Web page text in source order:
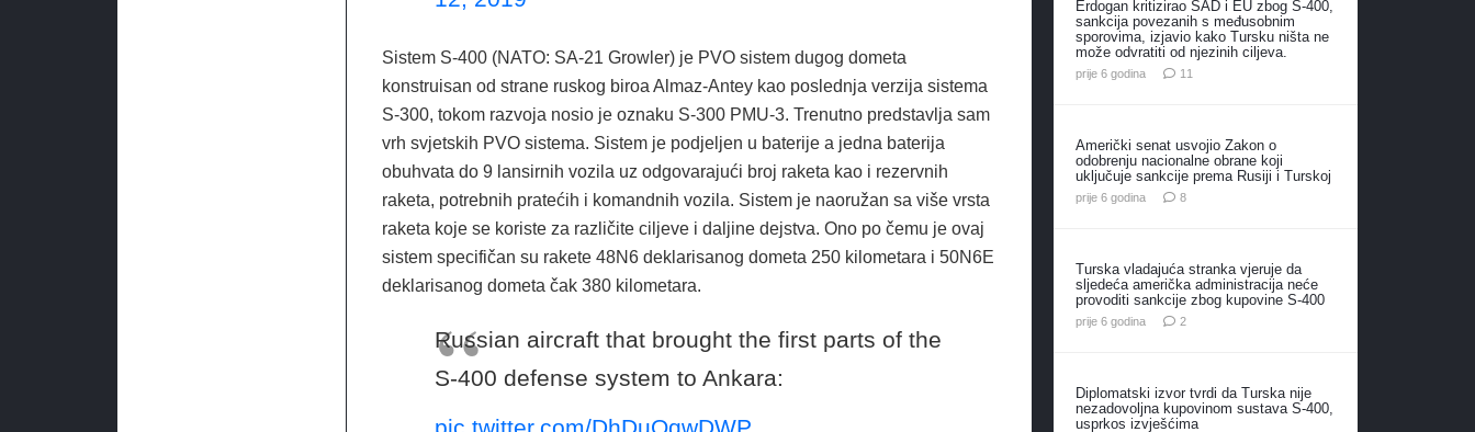
Sistem S-400 (NATO: SA-21 Growler) je PVO sistem dugog dometa
konstruisan od strane ruskog biroa Almaz-Antey kao poslednja verzija sistema
S-300, tokom razvoja nosio je oznaku S-300 PMU-3. Trenutno predstavlja sam
vrh svjetskih PVO sistema. Sistem je podjeljen u baterije a jedna baterija
obuhvata do 9 lansirnih vozila uz odgovarajući broj raketa kao i rezervnih
raketa, potrebnih pratećih i komandnih vozila. Sistem je naoružan sa više vrsta
raketa koje se koriste za različite ciljeve i daljine dejstva. Ono po čemu je ovaj
sistem specifičan su rakete 48N6 deklarisanog dometa 250 kilometara i 50N6E
deklarisanog dometa čak 380 kilometara.
Russian aircraft that brought the first parts of the
S-400 defense system to Ankara:
Erdogan kritizirao SAD i EU zbog S-400,
sankcija povezanih s međusobnim
sporovima, izjavio kako Tursku ništa ne
može odvratiti od njezinih ciljeva.
prije 6 godina 11
Američki senat usvojio Zakon o
odobrenju nacionalne obrane koji
uključuje sankcije prema Rusiji i Turskoj
prije 6 godina 8komentara
Turska vladajuća stranka vjeruje da
sljedeća američka administracija neće
provoditi sankcije zbog kupovine S-400
prije 6 godina 2komentara
Diplomatski izvor tvrdi da Turska nije
nezadovoljna kupovinom sustava S-400,
usprkos izvješćima